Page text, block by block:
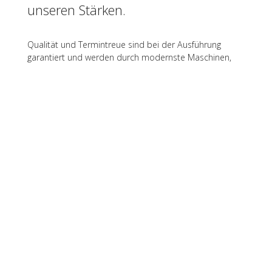
unseren Stärken.
Qualität und Termintreue sind bei der Ausführung
garantiert und werden durch modernste Maschinen,